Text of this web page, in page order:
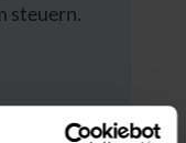
steuern.
konkrete